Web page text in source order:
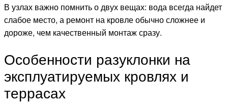
В узлах важно помнить о двух вещах: вода всегда найдет
слабое место, а ремонт на кровле обычно сложнее и
дороже, чем качественный монтаж сразу.
Особенности разуклонки на
эксплуатируемых кровлях и
террасах